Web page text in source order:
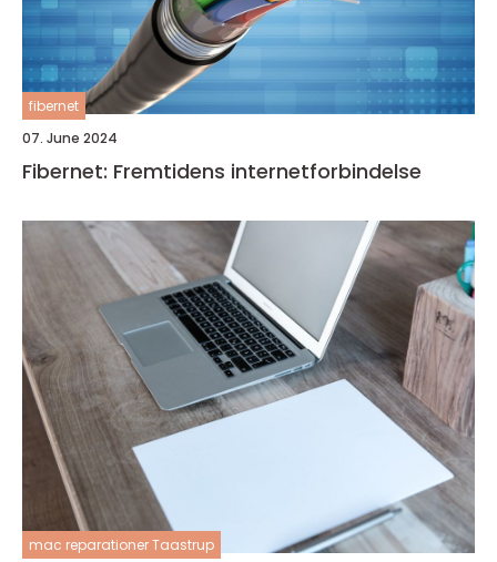
fibernet
07. June 2024
Fibernet: Fremtidens internetforbindelse
mac reparationer Taastrup